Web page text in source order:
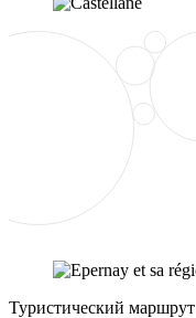
Туристический маршрут